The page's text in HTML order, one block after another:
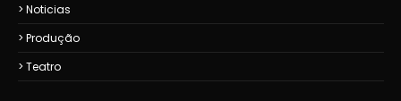
Noticias
Produção
Teatro